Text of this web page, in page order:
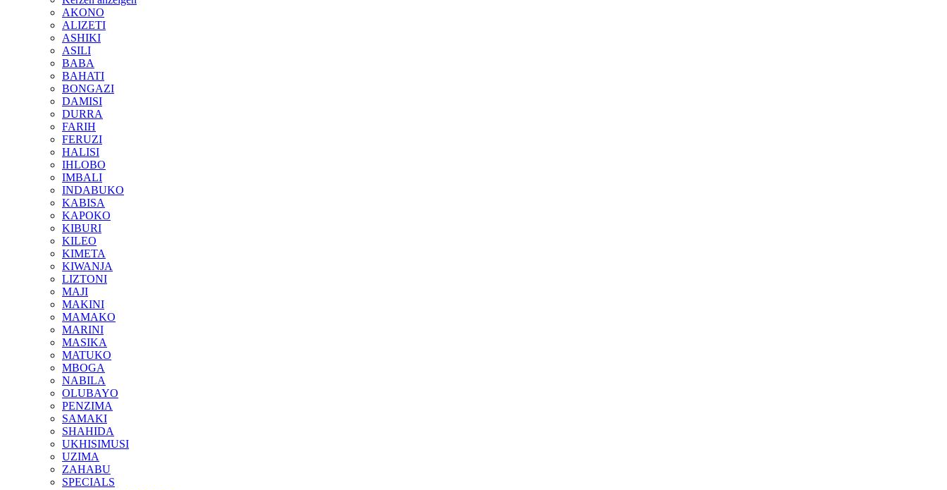
AKONO
ALIZETI
ASHIKI
ASILI
BABA
BAHATI
BONGAZI
DAMISI
DURRA
FARIH
FERUZI
HALISI
IHLOBO
IMBALI
INDABUKO
KABISA
KAPOKO
KIBURI
KILEO
KIMETA
KIWANJA
LIZTONI
MAJI
MAKINI
MAMAKO
MARINI
MASIKA
MATUKO
MBOGA
NABILA
OLUBAYO
PENZIMA
SAMAKI
SHAHIDA
UKHISIMUSI
UZIMA
ZAHABU
SPECIALS